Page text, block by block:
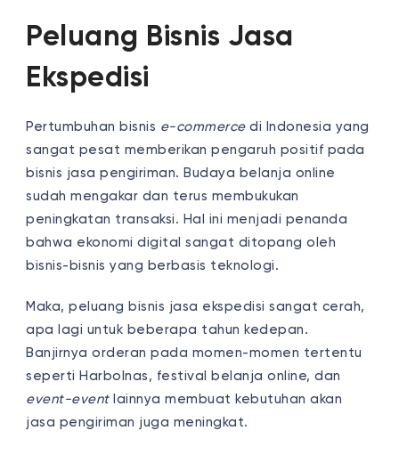
Peluang Bisnis Jasa
Ekspedisi
Pertumbuhan bisnis e-commercedi Indonesia yang
sangat pesat memberikan pengaruh positif pada
bisnis jasa pengiriman. Budaya belanja online
sudah mengakar dan terus membukukan
peningkatan transaksi. Hal ini menjadi penanda
bahwa ekonomi digital sangat ditopang oleh
bisnis-bisnis yang berbasis teknologi.
Maka, peluang bisnis jasa ekspedisi sangat cerah,
apa lagi untuk beberapa tahun kedepan.
Banjirnya orderan pada momen-momen tertentu
seperti Harbolnas, festival belanja online, dan
event-eventlainnya membuat kebutuhan akan
jasa pengiriman juga meningkat.